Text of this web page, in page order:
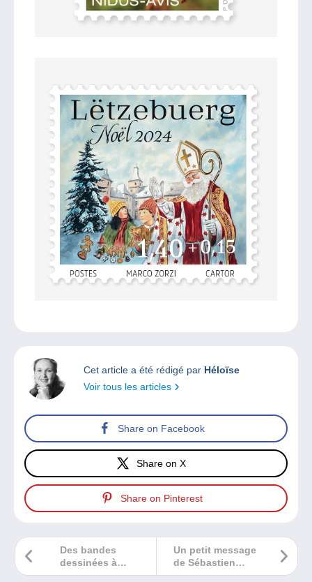
Cet article a été rédigé par Héloïse
Voir tous les articles
Share on Facebook
Share on X
Share on Pinterest
Un petit message
de Sébastien
Delcampe pour
Des bandes
dessinées à
recommander pour